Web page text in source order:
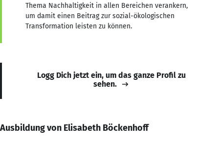
Thema Nachhaltigkeit in allen Bereichen verankern,
um damit einen Beitrag zur sozial-ökologischen
Transformation leisten zu können.
Logg Dich jetzt ein, um das ganze Profil zu
sehen.
Ausbildung von Elisabeth Böckenhoff